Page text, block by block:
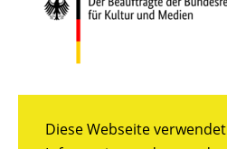
Diese Webseite